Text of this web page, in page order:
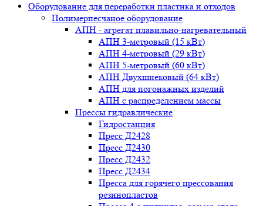
Оборудование для переработки пластика и отходов
Полимерпесчаное оборудование
АПН - агрегат плавильно-нагревательный
АПН 3-метровый (15 кВт)
АПН 4-метровый (29 кВт)
АПН 5-метровый (60 кВт)
АПН Двухшнековый (64 кВт)
АПН для погонажных изделий
АПН с распределением массы
Прессы гидравлические
Гидростанция
Пресс Д2428
Пресс Д2430
Пресс Д2432
Пресс Д2434
Пресса для горячего прессования
резинопластов